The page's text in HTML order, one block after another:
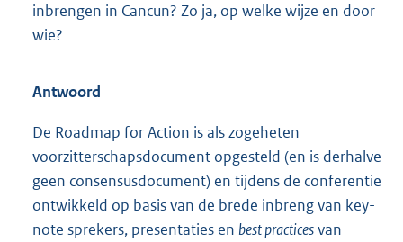
inbrengen in Cancun? Zo ja, op welke wijze en door
wie?
Antwoord
De Roadmap for Action is als zogeheten
voorzitterschapsdocument opgesteld (en is derhalve
geen consensusdocument) en tijdens de conferentie
ontwikkeld op basis van de brede inbreng van key-
note sprekers, presentaties en best practicesvan